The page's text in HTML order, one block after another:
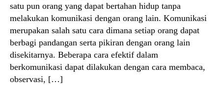
satu pun orang yang dapat bertahan hidup tanpa
melakukan komunikasi dengan orang lain. Komunikasi
merupakan salah satu cara dimana setiap orang dapat
berbagi pandangan serta pikiran dengan orang lain
disekitarnya. Beberapa cara efektif dalam
berkomunikasi dapat dilakukan dengan cara membaca,
observasi, […]